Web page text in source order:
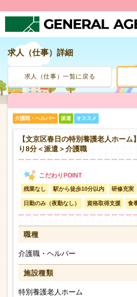
人材派遣サー
転職支援サー
登録から就業
お問い合わせ
求人（仕事）詳細
求人（仕事）一覧に戻る
介護職・ヘルパー 派遣 オススメ
【文京区春日の特別養護老人ホーム
り8分＜派遣＞介護職
残業なし 駅から徒歩10分以内 研修充実
日勤のみ（夜勤なし） 資格取得支援 食
職種
介護職・ヘルパー
施設種類
特別養護老人ホーム